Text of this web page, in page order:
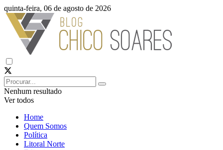
quinta-feira, 06 de agosto de 2026
Nenhum resultado
Ver todos
Home
Quem Somos
Política
Litoral Norte